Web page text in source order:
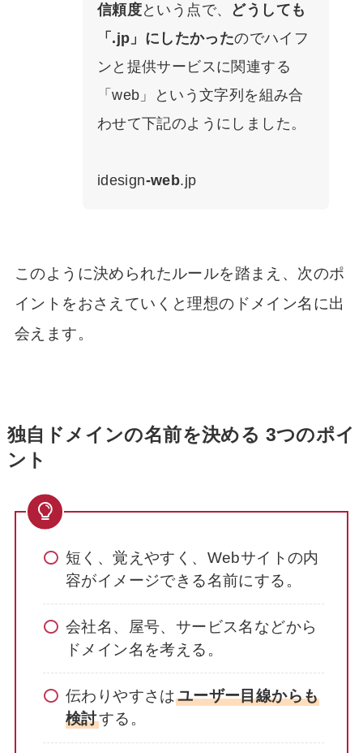
信頼度という点で、
どうしても
「.jp」にしたかったのでハイフ
ンと提供サービスに関連する
「web」という文字列を組み合
わせて下記のようにしました。
idesign-web.jp
このように決められたルールを踏まえ、次のポ
イントをおさえていくと理想のドメイン名に出
会えます。
独自ドメインの名前を決める 3つのポイ
ント
短く、覚えやすく、Webサイトの内
容がイメージできる名前にする。
会社名、屋号、サービス名などから
ドメイン名を考える。
伝わりやすさはユーザー目線からも
検討する。